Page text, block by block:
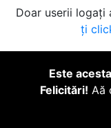
Doar userii logați
ți
Este
Felicitări! Aă